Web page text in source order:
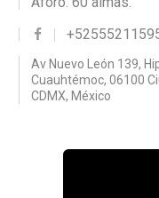
Av Nuevo León 139,
Cuauhtémoc, 06100
CDMX, México